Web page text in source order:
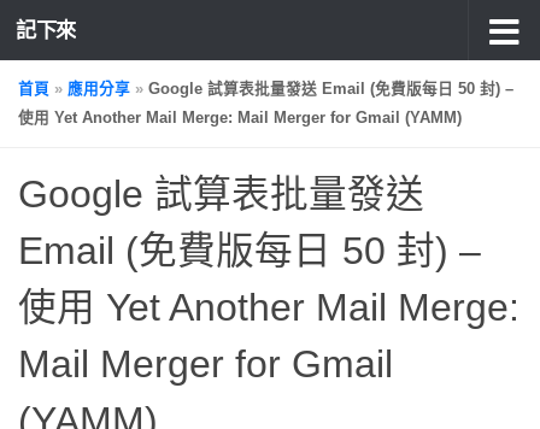
記下來
首頁 » 應用分享 » Google 試算表批量發送 Email (免費版每日 50 封) –
使用 Yet Another Mail Merge: Mail Merger for Gmail (YAMM)
Google 試算表批量發送
Email (免費版每日 50 封) –
使用 Yet Another Mail Merge:
Mail Merger for Gmail